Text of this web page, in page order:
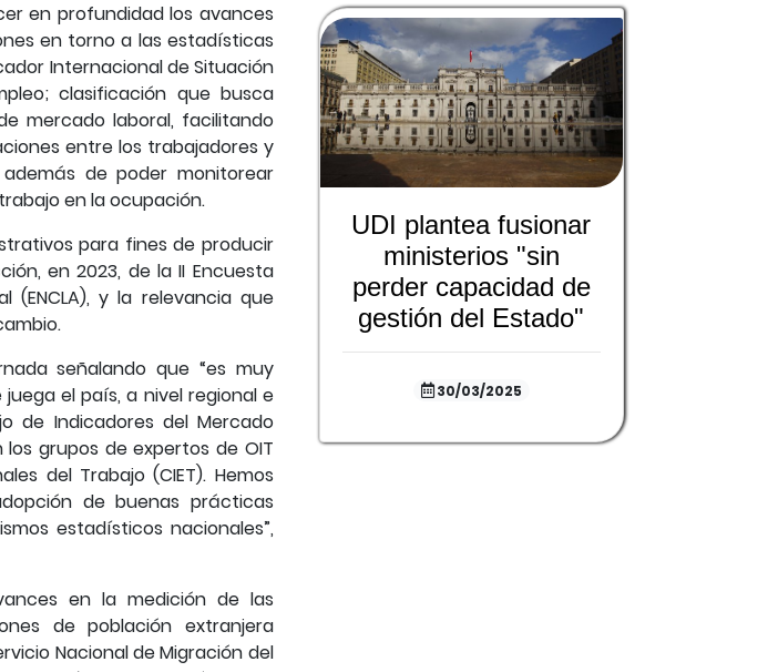
en profundidad los avances
en torno a las estadísticas
Internacional de Situación
clasificación que busca
mercado laboral, facilitando
entre los trabajadores y
de poder monitorear
en la ocupación.
para fines de producir
en 2023, de la II Encuesta
(ENCLA), y la relevancia que
señalando que “es muy
el país, a nivel regional e
de Indicadores del Mercado
los grupos de expertos de OIT
del Trabajo (CIET). Hemos
de buenas prácticas
estadísticos nacionales”,
en la medición de las
de población extranjera
Nacional de Migración del
UDI plantea fusionar
ministerios "sin
perder capacidad de
gestión del Estado"
30/03/2025